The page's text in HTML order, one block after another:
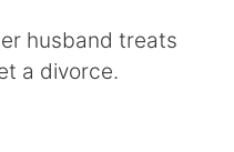
husband treats
a divorce.